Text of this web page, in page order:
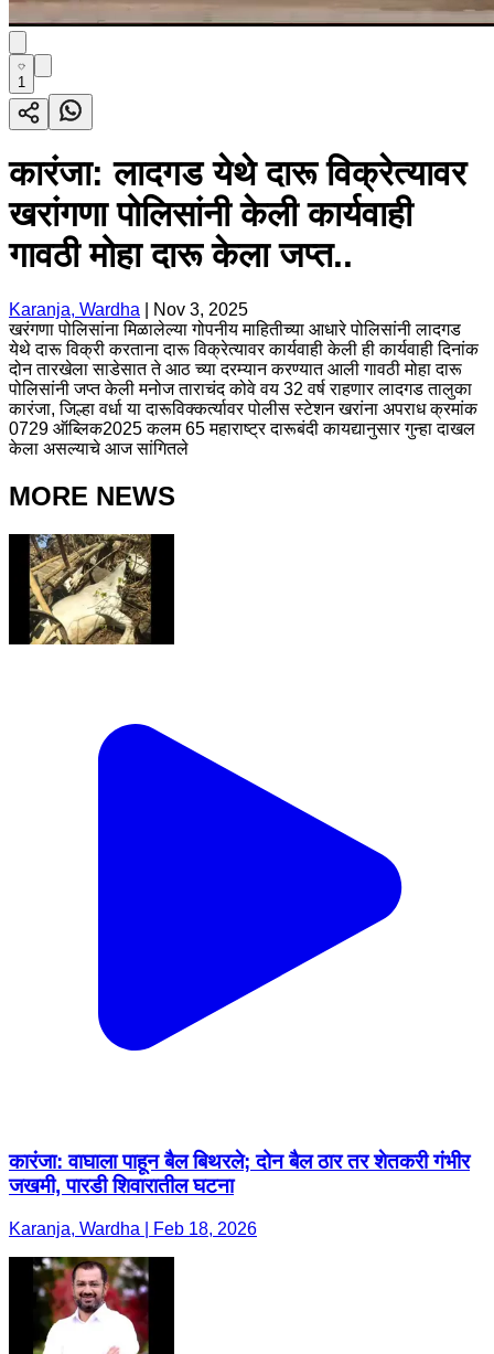
1
कारंजा: लादगड येथे दारू विक्रेत्यावर
खरांगणा पोलिसांनी केली कार्यवाही
गावठी मोहा दारू केला जप्त..
Karanja, Wardha
Nov 3, 2025
खरंगणा पोलिसांना मिळालेल्या गोपनीय माहितीच्या आधारे पोलिसांनी लादगड
येथे दारू विक्री करताना दारू विक्रेत्यावर कार्यवाही केली ही कार्यवाही दिनांक
दोन तारखेला साडेसात ते आठ च्या दरम्यान करण्यात आली गावठी मोहा दारू
पोलिसांनी जप्त केली मनोज ताराचंद कोवे वय 32 वर्ष राहणार लादगड तालुका
कारंजा, जिल्हा वर्धा या दारूविक्कर्त्यावर पोलीस स्टेशन खरांना अपराध क्रमांक
0729 ऑब्लिक2025 कलम 65 महाराष्ट्र दारूबंदी कायद्यानुसार गुन्हा दाखल
केला असल्याचे आज सांगितले
MORE NEWS
कारंजा: वाघाला पाहून बैल बिथरले; दोन बैल ठार तर शेतकरी गंभीर
जखमी, पारडी शिवारातील घटना
Karanja, Wardha | Feb 18, 2026